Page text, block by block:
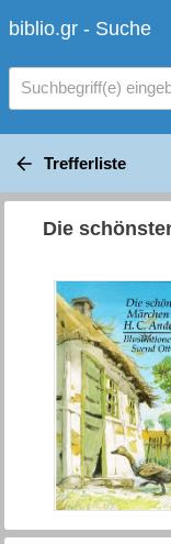
biblio.gr - Suche
Suchbegriff(e)
Trefferliste
Die